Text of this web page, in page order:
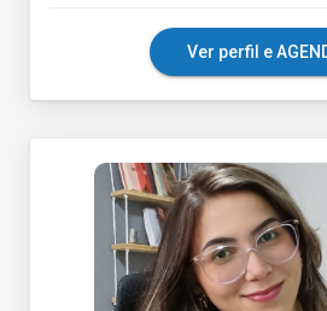
Ver perfil e